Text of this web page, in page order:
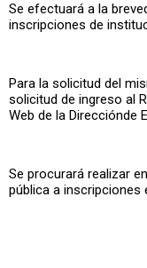
Se efectuará a la
inscripciones de
Para la solicitud del
solicitud de ingreso al
Web de la Direcciónde
Se procurará realizar
pública a inscripciones